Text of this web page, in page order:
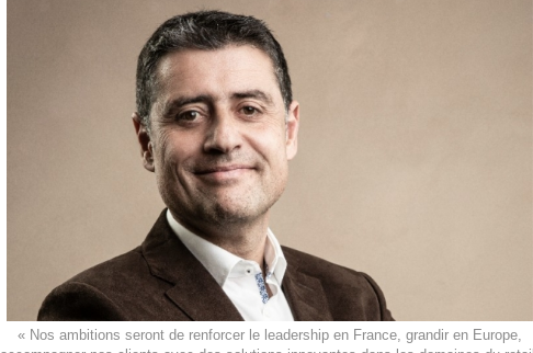
« Nos ambitions seront de renforcer le leadership en France, grandir en Europe,